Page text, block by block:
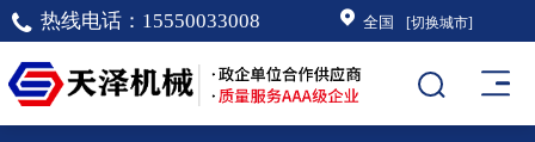
热线电话： 15550033008 全国 [切换城市]